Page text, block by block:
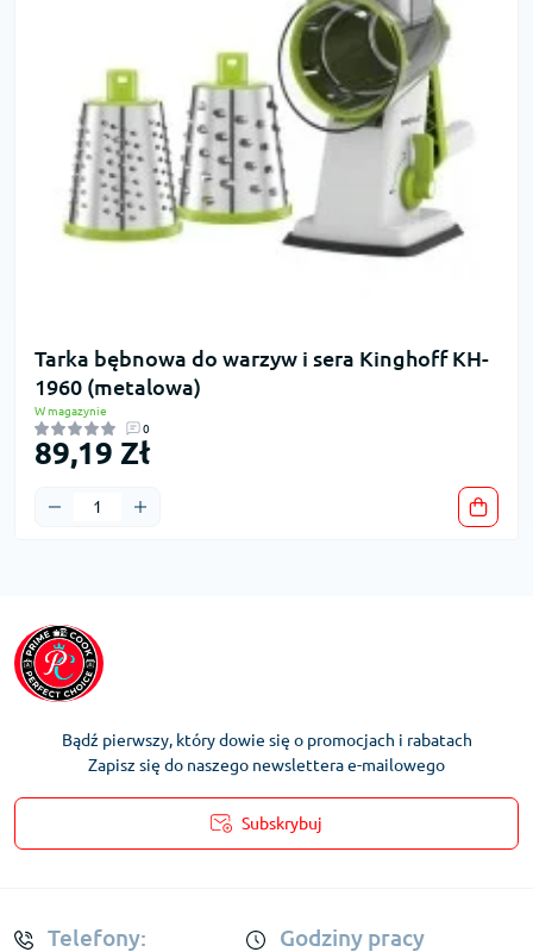
Tarka bębnowa do warzyw i sera Kinghoff KH-
1960 (metalowa)
W magazynie
0
89,19 Zł
Bądź pierwszy, który dowie się o promocjach i rabatach
Zapisz się do naszego newslettera e-mailowego
Subskrybuj
Telefony: Godziny pracy